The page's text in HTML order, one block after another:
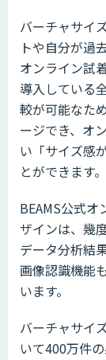
バーチャサイ
トや自分が過
オンライン試
導入している
較が可能なた
ージでき、オ
い「サイズ感
とができます。
BEAMS公式
ザインは、幾
データ分析結
画像認識機能
います。
バーチャサイ
いて400万件